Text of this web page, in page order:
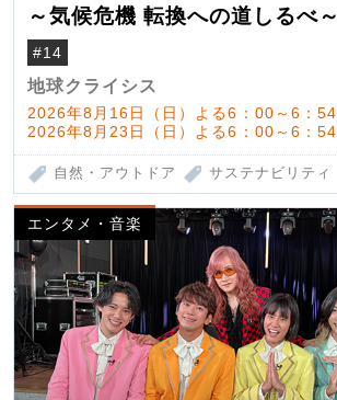
～気候危機 転換への道しるべ～
#14
地球クライシス
2026年8月16日（日）よる6：00～6：54
2026年8月23日（日）よる6：00～6：54
自然・アウトドア サステナビリティ
エンタメ・音楽